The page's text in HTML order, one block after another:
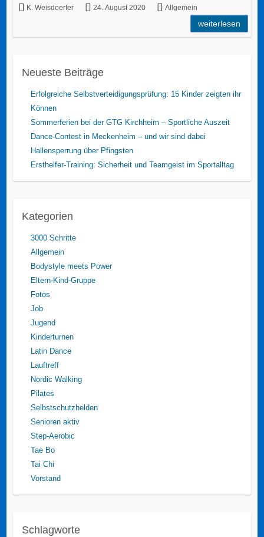
K. Weisdoerfer 24. August 2020 Allgemein
weiterlesen
Neueste Beiträge
Erfolgreiche Selbstverteidigungsprüfung: 15 Kinder zeigten ihr
Können
Sommerferien bei der GTG Kirchheim – Sportliche Auszeit
Dance-Contest in Meckenheim – und wir sind dabei
Hallensperrung über Pfingsten
Ersthelfer-Training: Sicherheit und Teamgeist im Sportalltag
Kategorien
3000 Schritte
Allgemein
Bodystyle meets Power
Eltern-Kind-Gruppe
Fotos
Job
Jugend
Kinderturnen
Latin Dance
Lauftreff
Nordic Walking
Pilates
Selbstschutzhelden
Senioren aktiv
Step-Aerobic
Tae Bo
Tai Chi
Vorstand
Schlagworte